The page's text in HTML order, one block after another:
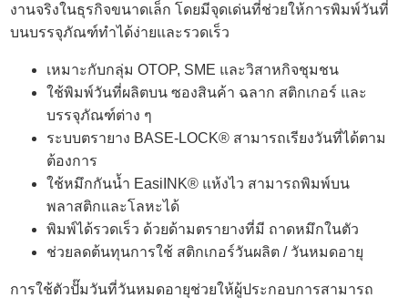
งานจริงในธุรกิจขนาดเล็ก โดยมีจุดเด่นที่ช่วยให้การพิมพ์วันที่
บนบรรจุภัณฑ์ทำได้ง่ายและรวดเร็ว
เหมาะกับกลุ่ม OTOP, SME และวิสาหกิจชุมชน
ใช้พิมพ์วันที่ผลิตบน ซองสินค้า ฉลาก สติกเกอร์ และ
บรรจุภัณฑ์ต่าง ๆ
ระบบตรายาง BASE-LOCK® สามารถเรียงวันที่ได้ตาม
ต้องการ
ใช้หมึกกันน้ำ EasiINK® แห้งไว สามารถพิมพ์บน
พลาสติกและโลหะได้
พิมพ์ได้รวดเร็ว ด้วยด้ามตรายางที่มี ถาดหมึกในตัว
ช่วยลดต้นทุนการใช้ สติกเกอร์วันผลิต / วันหมดอายุ
การใช้ตัวปั๊มวันที่วันหมดอายุช่วยให้ผู้ประกอบการสามารถ